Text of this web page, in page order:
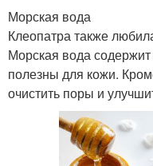
Морская вода
Клеопатра также
Морская вода
полезны для кожи.
очистить поры и